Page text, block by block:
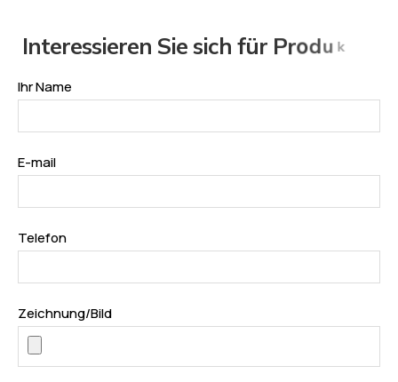
Interessieren Sie sich für Produk
Ihr Name
E-mail
Telefon
Zeichnung/Bild